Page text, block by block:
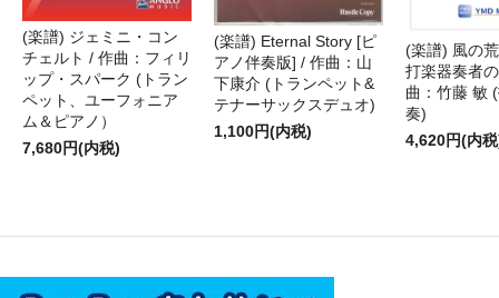
(楽譜) ジェミニ・コン
チェルト / 作曲：フィリ
ップ・スパーク (トラン
ペット、ユーフォニア
ム＆ピアノ）
7,680円(内税)
(楽譜) Eternal Story [ピ
アノ伴奏版] / 作曲：山
下康介 (トランペット&
テナーサックスデュオ)
1,100円(内税)
(楽譜) 風の
打楽器奏者
曲：竹藤 敏
奏)
4,620円(内